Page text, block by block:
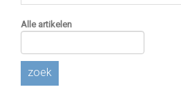
Alle artikelen
zoek